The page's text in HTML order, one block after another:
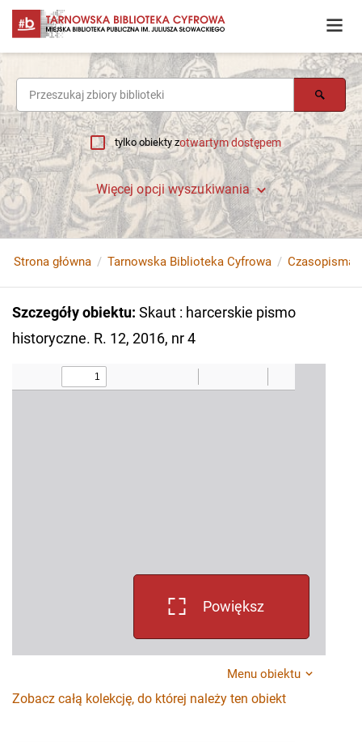
tylko obiekty zotwartym dostępem
Więcej opcji wyszukiwania
Strona główna Tarnowska Biblioteka Cyfrowa Czasopisma
Szczegóły obiektu: Skaut : harcerskie pismo
historyczne. R. 12, 2016, nr 4
Powiększ
Menu obiektu
Zobacz całą kolekcję, do której należy ten obiekt